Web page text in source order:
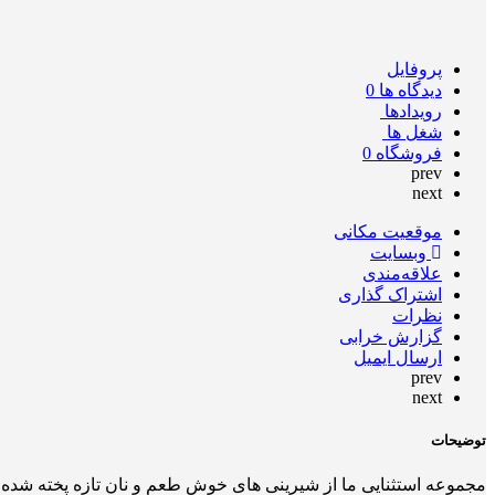
پروفایل
دیدگاه ها 0
رویدادها
شغل ها
فروشگاه 0
prev
next
موقعیت مکانی
وبسایت
علاقه‌مندی
اشتراک گذاری
نظرات
گزارش خرابی
ارسال ایمیل
prev
next
توضیحات
مجموعه استثنایی ما از شیرینی های خوش طعم و نان تازه پخته شده